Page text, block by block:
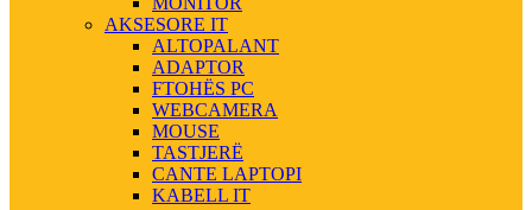
AKSESORE IT
ALTOPALANT
ADAPTOR
FTOHËS PC
WEBCAMERA
MOUSE
TASTJERË
CANTE LAPTOPI
KABELL IT